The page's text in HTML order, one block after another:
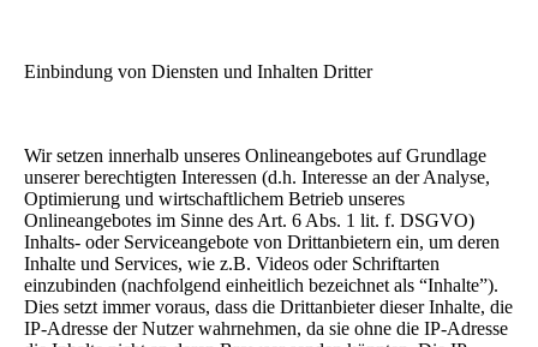
Einbindung von Diensten und Inhalten Dritter
Wir setzen innerhalb unseres Onlineangebotes auf Grundlage
unserer berechtigten Interessen (d.h. Interesse an der Analyse,
Optimierung und wirtschaftlichem Betrieb unseres
Onlineangebotes im Sinne des Art. 6 Abs. 1 lit. f. DSGVO)
Inhalts- oder Serviceangebote von Drittanbietern ein, um deren
Inhalte und Services, wie z.B. Videos oder Schriftarten
einzubinden (nachfolgend einheitlich bezeichnet als “Inhalte”).
Dies setzt immer voraus, dass die Drittanbieter dieser Inhalte, die
IP-Adresse der Nutzer wahrnehmen, da sie ohne die IP-Adresse